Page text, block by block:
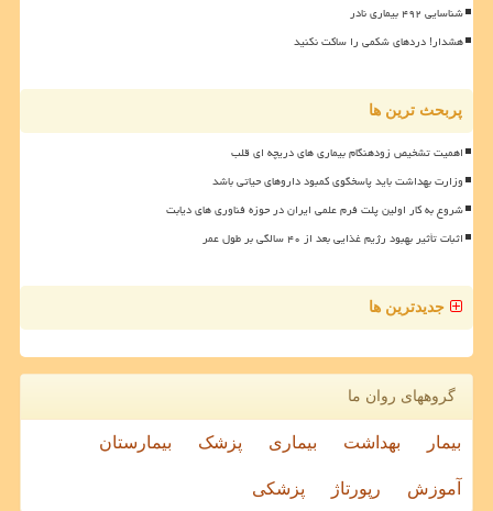
شناسایی ۴۹۲ بیماری نادر
هشدار! دردهای شکمی را ساکت نکنید
پربحث ترین ها
اهمیت تشخیص زودهنگام بیماری های دریچه ای قلب
وزارت بهداشت باید پاسخگوی کمبود داروهای حیاتی باشد
شروع به کار اولین پلت فرم علمی ایران در حوزه فناوری های دیابت
اثبات تأثیر بهبود رژیم غذایی بعد از ۴۰ سالگی بر طول عمر
جدیدترین ها
گروههای روان ما
بیمار بهداشت بیماری پزشک بیمارستان
آموزش رپورتاژ پزشکی